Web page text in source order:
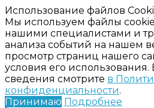
Использование файлов
Мы используем файлы
нашими специалистами и
анализа событий на нашем
просмотр страниц нашего
условия его
сведения смотрите в
конфиденциальности.
Принимаю Подробнее